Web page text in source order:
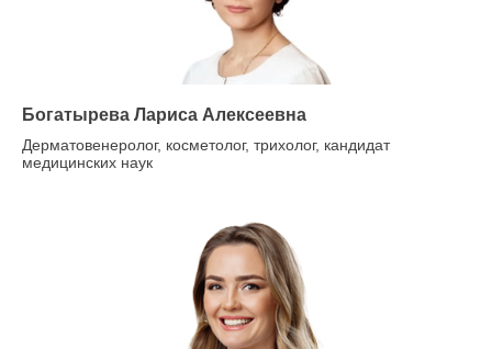
Богатырева Лариса Алексеевна
Дерматовенеролог, косметолог, трихолог, кандидат
медицинских наук